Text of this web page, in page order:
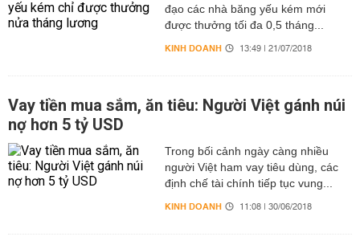
đạo các nhà băng yếu kém mới
được thưởng tối đa 0,5 tháng...
KINH DOANH 13:49 | 21/07/2018
Vay tiền mua sắm, ăn tiêu: Người Việt gánh núi
nợ hơn 5 tỷ USD
Trong bối cảnh ngày càng nhiều
người Việt ham vay tiêu dùng, các
định chế tài chính tiếp tục vung...
KINH DOANH 11:08 | 30/06/2018